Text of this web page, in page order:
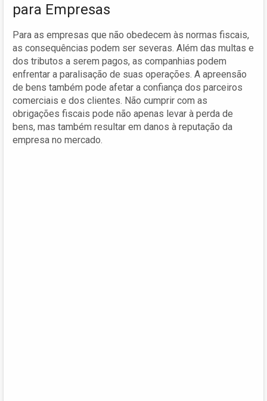
para Empresas
Para as empresas que não obedecem às normas fiscais,
as consequências podem ser severas. Além das multas e
dos tributos a serem pagos, as companhias podem
enfrentar a paralisação de suas operações. A apreensão
de bens também pode afetar a confiança dos parceiros
comerciais e dos clientes. Não cumprir com as
obrigações fiscais pode não apenas levar à perda de
bens, mas também resultar em danos à reputação da
empresa no mercado.